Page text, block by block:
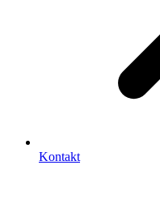
Kontakt